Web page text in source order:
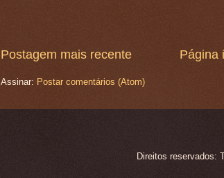
Postagem mais recente Página
Assinar: Postar comentários (Atom)
Direitos reservados: